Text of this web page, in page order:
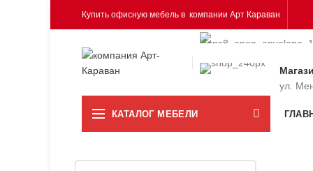
Купить офисную мебель в компании Арт Караван
ул.
КАТАЛОГ МЕБЕЛИ